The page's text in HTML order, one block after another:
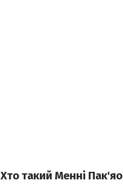
Хто такий Менні Пак'яо